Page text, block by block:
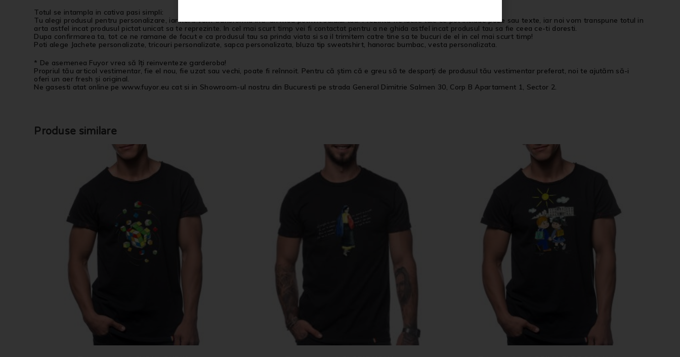
Totul se intampla in cativa pasi simpli:
Tu alegi produsul pentru personalizare, iar noi il vom transforma intr-un mod potrivit stilului tau! Prezinta-ne ideile tale ce pot include poze sau texte, iar noi vom transpune totul in
arta astfel incat produsul pictat unicat sa te reprezinte. In cel mai scurt timp vei fi contactat pentru a ne ghida astfel incat produsul tau sa fie ceea ce-ti doresti.
Dupa confirmarea ta, tot ce ne ramane de facut e ca produsul tau sa prinda viata si sa il trimitem catre tine sa te bucuri de el in cel mai scurt timp!
Poti alege Jachete personalizate, tricouri personalizate, sapca personalizata, bluza tip sweatshirt, hanorac bumbac, vesta personalizata.
* De asemenea Fuyor vrea să îți reinventeze garderoba!
Propriul tău articol vestimentar, fie el nou, fie uzat sau vechi, poate fi reînnoit. Pentru că știm că e greu să te desparți de produsul tău vestimentar preferat, noi te ajutăm să-i
oferi un aer fresh și original.
Ne gasesti atat online pe www.fuyor.eu cat si in Showroom-ul nostru din Bucuresti pe strada General Dimitrie Salmen 30, Corp B Apartament 1, Sector 2.
Produse similare